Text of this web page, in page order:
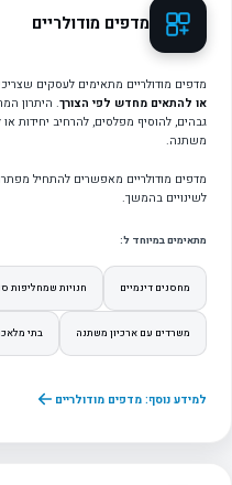
מדפים מודולריים
מדפים מודולריים מתאימים לעסקים
או להתאים מחדש לפי הצורך. היתרון
גבהים, להוסיף מפלסים, להרחיב
משתנה.
מדפים מודולריים מאפשרים להתחיל
לשינויים בהמשך.
מתאימים במיוחד ל:
מחסנים דינמיים חנויות שמחליפות
משרדים עם ארכיון משתנה בתי
למידע נוסף: מדפים מודולריים